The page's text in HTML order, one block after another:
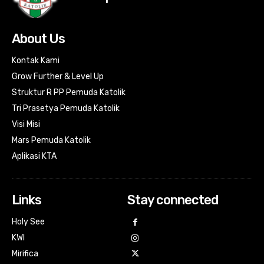
About Us
Kontak Kami
Grow Further & Level Up
Struktur R PP Pemuda Katolik
Tri Prasetya Pemuda Katolik
Visi Misi
Mars Pemuda Katolik
Aplikasi KTA
Links
Holy See
KWI
Mirifica
Stay connected